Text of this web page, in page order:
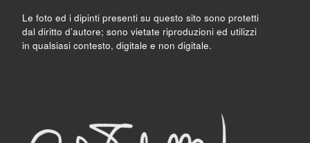
Le foto ed i dipinti presenti su questo sito sono protetti
dal diritto d’autore; sono vietate riproduzioni ed utilizzi
in qualsiasi contesto, digitale e non digitale.